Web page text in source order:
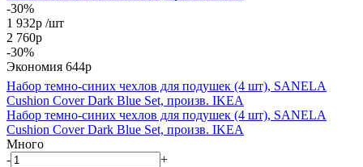
-30%
1 932р /шт
2 760р
-30%
Экономия 644р
Набор темно-синих чехлов для подушек (4 шт), SANELA
Cushion Cover Dark Blue Set, произв. IKEA
Набор темно-синих чехлов для подушек (4 шт), SANELA
Cushion Cover Dark Blue Set, произв. IKEA
Много
-
+